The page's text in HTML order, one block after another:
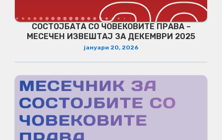
СОСТОЈБАТА СО ЧОВЕКОВИТЕ ПРАВА –
МЕСЕЧЕН ИЗВЕШТАЈ ЗА ДЕКЕМВРИ 2025
јануари 20, 2026